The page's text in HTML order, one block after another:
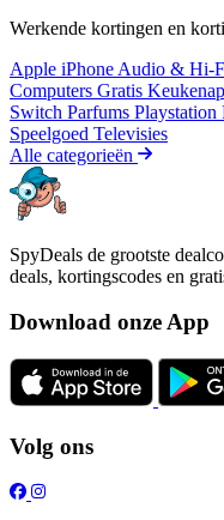
Werkende kortingen en
Apple iPhone Audio & Hi-
Computers Gratis
Switch Parfums Playstation
Speelgoed Televisies
Alle categorieën
SpyDeals de grootste
deals, kortingscodes en
Download onze App
Volg ons